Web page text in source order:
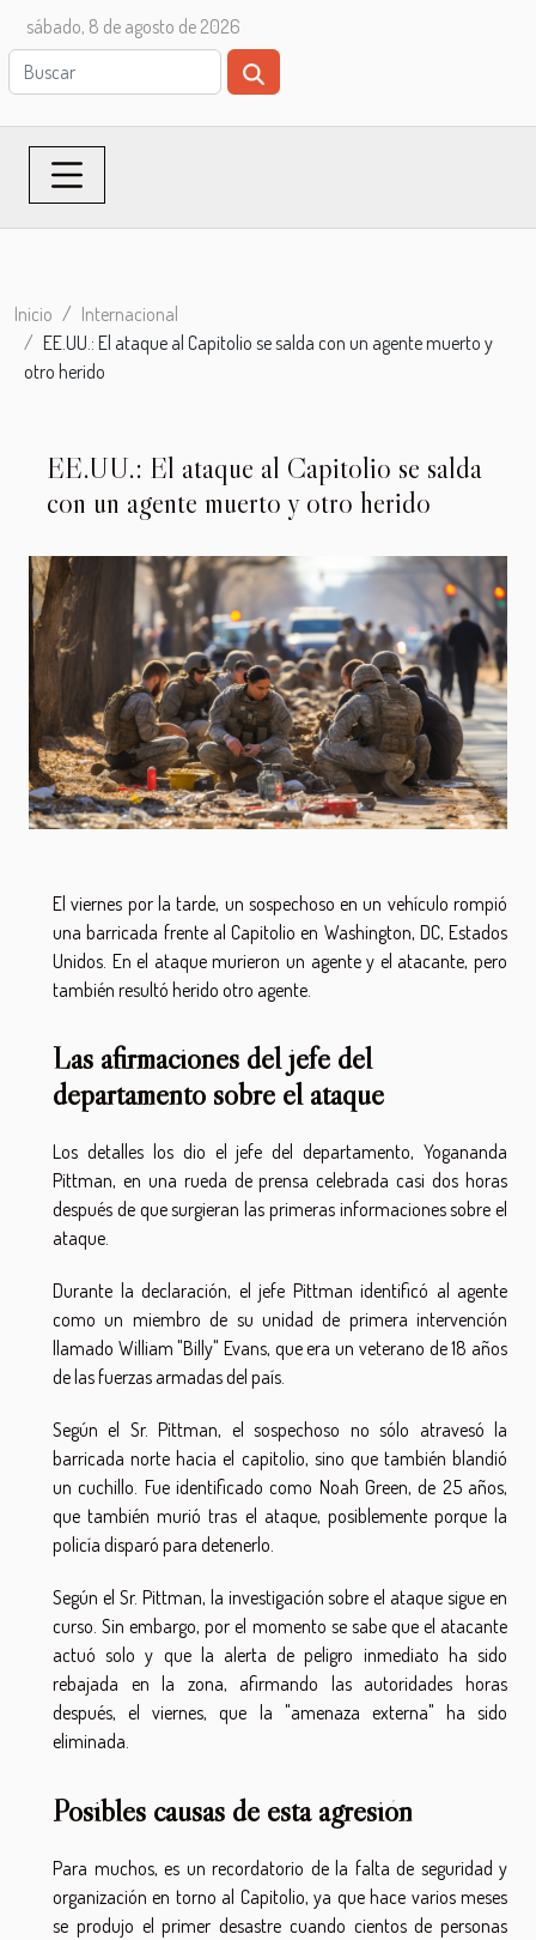
sábado, 8 de agosto de 2026
Inicio
Internacional
EE.UU.: El ataque al Capitolio se salda con un agente muerto y
otro herido
EE.UU.: El ataque al Capitolio se salda
con un agente muerto y otro herido
El viernes por la tarde, un sospechoso en un vehículo rompió
una barricada frente al Capitolio en Washington, DC, Estados
Unidos. En el ataque murieron un agente y el atacante, pero
también resultó herido otro agente.
Las afirmaciones del jefe del
departamento sobre el ataque
Los detalles los dio el jefe del departamento, Yogananda
Pittman, en una rueda de prensa celebrada casi dos horas
después de que surgieran las primeras informaciones sobre el
ataque.
Durante la declaración, el jefe Pittman identificó al agente
como un miembro de su unidad de primera intervención
llamado William "Billy" Evans, que era un veterano de 18 años
de las fuerzas armadas del país.
Según el Sr. Pittman, el sospechoso no sólo atravesó la
barricada norte hacia el capitolio, sino que también blandió
un cuchillo. Fue identificado como Noah Green, de 25 años,
que también murió tras el ataque, posiblemente porque la
policía disparó para detenerlo.
Según el Sr. Pittman, la investigación sobre el ataque sigue en
curso. Sin embargo, por el momento se sabe que el atacante
actuó solo y que la alerta de peligro inmediato ha sido
rebajada en la zona, afirmando las autoridades horas
después, el viernes, que la "amenaza externa" ha sido
eliminada.
Posibles causas de esta agresión
Para muchos, es un recordatorio de la falta de seguridad y
organización en torno al Capitolio, ya que hace varios meses
se produjo el primer desastre cuando cientos de personas